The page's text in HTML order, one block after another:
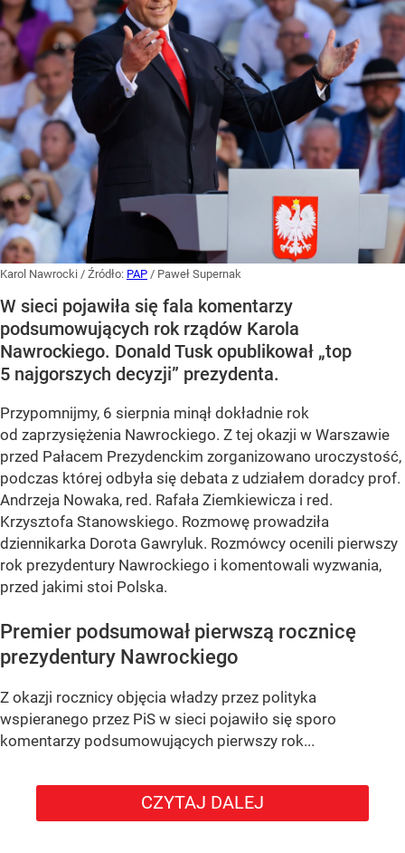
Karol Nawrocki / Źródło: PAP / Paweł Supernak
W sieci pojawiła się fala komentarzy
podsumowujących rok rządów Karola
Nawrockiego. Donald Tusk opublikował „top
5 najgorszych decyzji” prezydenta.
Przypomnijmy, 6 sierpnia minął dokładnie rok
od zaprzysiężenia Nawrockiego. Z tej okazji w Warszawie
przed Pałacem Prezydenckim zorganizowano uroczystość,
podczas której odbyła się debata z udziałem doradcy prof.
Andrzeja Nowaka, red. Rafała Ziemkiewicza i red.
Krzysztofa Stanowskiego. Rozmowę prowadziła
dziennikarka Dorota Gawryluk. Rozmówcy ocenili pierwszy
rok prezydentury Nawrockiego i komentowali wyzwania,
przed jakimi stoi Polska.
Premier podsumował pierwszą rocznicę
prezydentury Nawrockiego
Z okazji rocznicy objęcia władzy przez polityka
wspieranego przez PiS w sieci pojawiło się sporo
komentarzy podsumowujących pierwszy rok...
CZYTAJ DALEJ